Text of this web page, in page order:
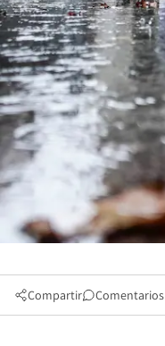
Compartir Comentarios